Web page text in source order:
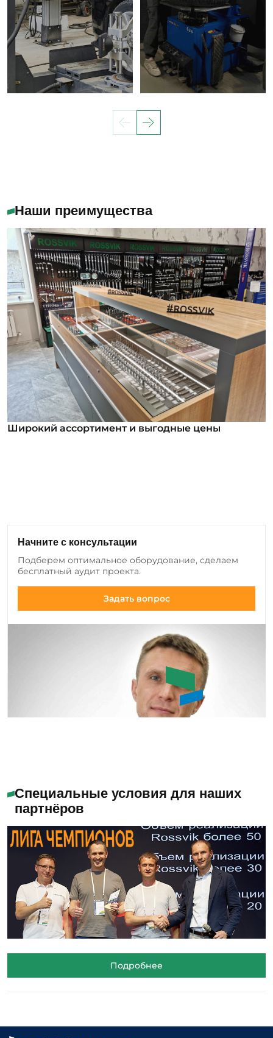
Наши преимущества
Широкий ассортимент и выгодные цены
добавляем новые позиции оборудования и
инструмента, а также совершенствуем
существующие модели.
Начните с консультации
Подберем оптимальное оборудование, сделаем
бесплатный аудит проекта.
Задать вопрос
Специальные условия для наших
партнёров
Подробнее